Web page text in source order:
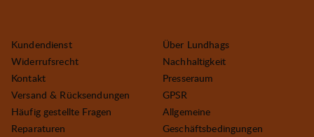
Kundendienst
Widerrufsrecht
Kontakt
Versand & Rücksendungen
Häufig gestellte Fragen
Reparaturen
Über Lundhags
Nachhaltigkeit
Presseraum
GPSR
Allgemeine
Geschäftsbedingungen